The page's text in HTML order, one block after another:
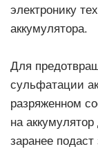
электронику
аккумулятора.
Для
сульфатации
разряженном
на
заранее